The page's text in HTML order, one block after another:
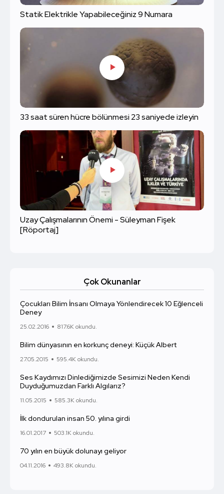
Statik Elektrikle Yapabileceğiniz 9 Numara
33 saat süren hücre bölünmesi 23 saniyede izleyin
Uzay Çalışmalarının Önemi - Süleyman Fişek
[Röportaj]
Çok Okunanlar
Çocukları Bilim İnsanı Olmaya Yönlendirecek 10 Eğlenceli
Deney
25.02.2016 817.6K okundu.
Bilim dünyasının en korkunç deneyi: Küçük Albert
27.05.2015 595.4K okundu.
Ses Kaydımızı Dinlediğimizde Sesimizi Neden Kendi
Duyduğumuzdan Farklı Algılarız?
11.05.2015 585.3K okundu.
İlk dondurulan insan 50. yılına girdi
16.01.2017 503.1K okundu.
70 yılın en büyük dolunayı geliyor
04.11.2016 493.8K okundu.